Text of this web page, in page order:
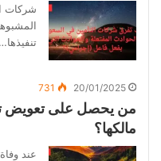
شركات
تنفيذها…
20/01/2025
731
من يحصل على تعويض
مالكها؟
عند